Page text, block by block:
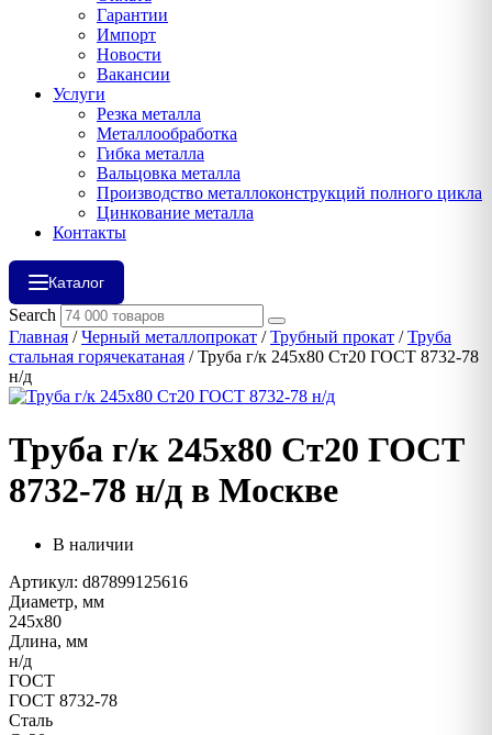
Гарантии
Импорт
Новости
Вакансии
Услуги
Резка металла
Металлообработка
Гибка металла
Вальцовка металла
Производство металлоконструкций полного цикла
Цинкование металла
Контакты
Каталог
Search
Главная /Черный металлопрокат /Трубный прокат /Труба
стальная горячекатаная / Труба г/к 245х80 Ст20 ГОСТ 8732-78
н/д
Труба г/к 245х80 Ст20 ГОСТ
8732-78 н/д в Москве
В наличии
Артикул: d87899125616
Диаметр, мм
245х80
Длина, мм
н/д
ГОСТ
ГОСТ 8732-78
Сталь